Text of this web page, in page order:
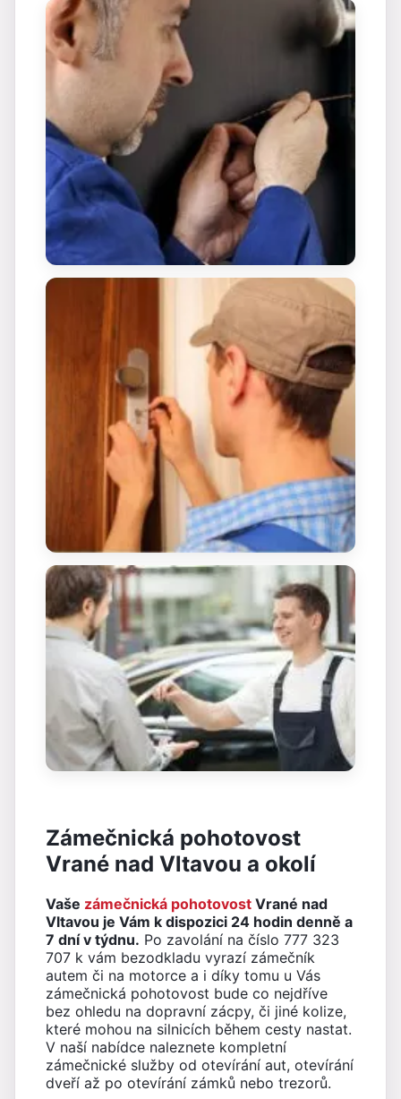
Zámečnická pohotovost
Vrané nad Vltavou a okolí
Vaše zámečnická pohotovost Vrané nad
Vltavou je Vám k dispozici 24 hodin denně a
7 dní v týdnu. Po zavolání na číslo 777 323
707 k vám bezodkladu vyrazí zámečník
autem či na motorce a i díky tomu u Vás
zámečnická pohotovost bude co nejdříve
bez ohledu na dopravní zácpy, či jiné kolize,
které mohou na silnicích během cesty nastat.
V naší nabídce naleznete kompletní
zámečnické služby od otevírání aut, otevírání
dveří až po otevírání zámků nebo trezorů.